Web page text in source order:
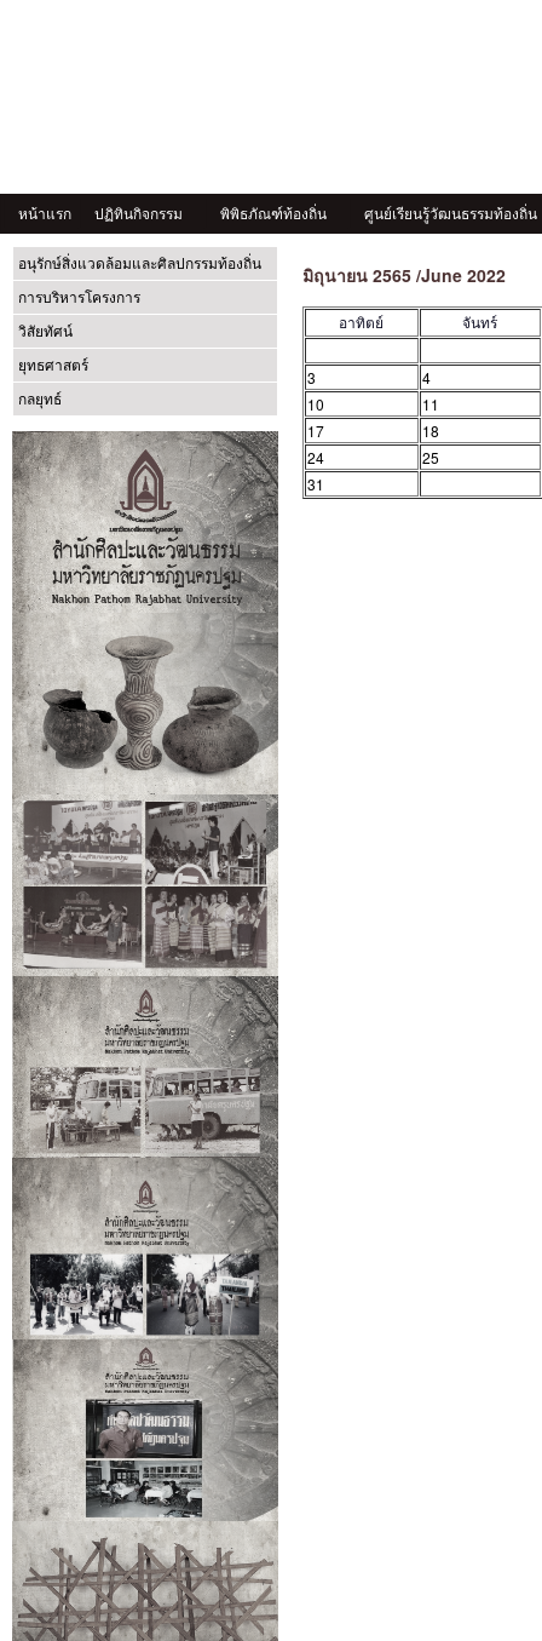
หน้าแรก ปฏิทินกิจกรรม พิพิธภัณฑ์ท้องถิ่น ศูนย์เรียนรู้วัฒนธรรมท้องถิ่น
อนุรักษ์สิ่งแวดล้อมและศิลปกรรมท้องถิ่น
การบริหารโครงการ
วิสัยทัศน์
ยุทธศาสตร์
กลยุทธ์
มิถุนายน 2565 /June 2022
อาทิตย์ จันทร์
3
4
10
11
17
18
24
25
31